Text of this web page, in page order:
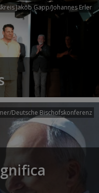
Jakob Gapp/Johannes Erler
Deutsche Bischofskonferenz